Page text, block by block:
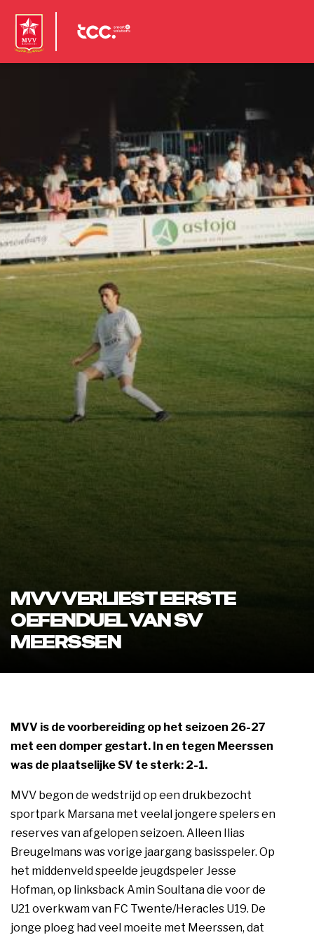
MVV VERLIEST EERSTE
OEFENDUEL VAN SV
MEERSSEN
MVV is de voorbereiding op het seizoen 26-27
met een domper gestart. In en tegen Meerssen
was de plaatselijke SV te sterk: 2-1.
MVV begon de wedstrijd op een drukbezocht
sportpark Marsana met veelal jongere spelers en
reserves van afgelopen seizoen. Alleen Ilias
Breugelmans was vorige jaargang basisspeler. Op
het middenveld speelde jeugdspeler Jesse
Hofman, op linksback Amin Soultana die voor de
U21 overkwam van FC Twente/Heracles U19. De
jonge ploeg had veel moeite met Meerssen, dat